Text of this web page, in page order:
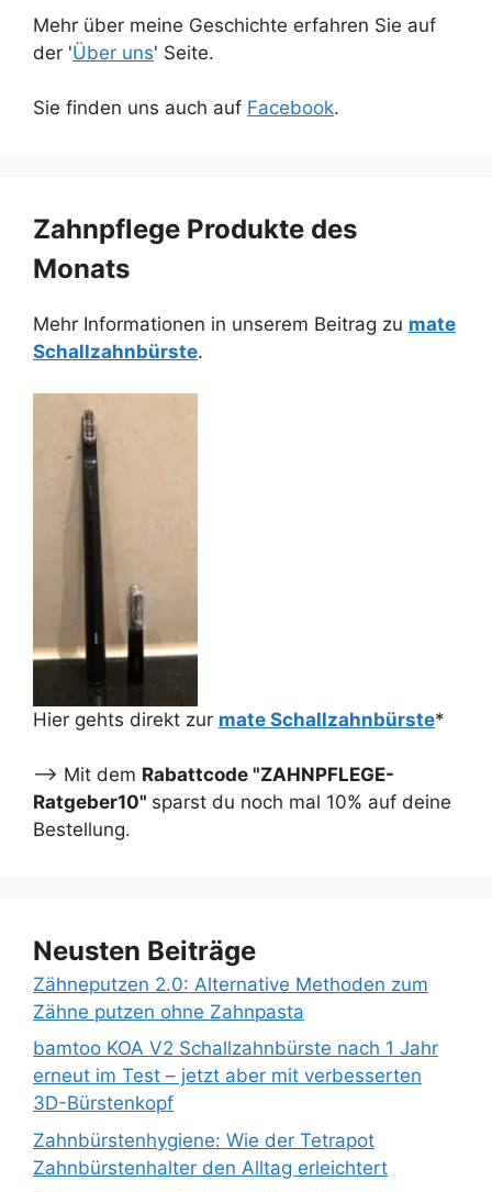
Mehr über meine Geschichte erfahren Sie auf
der 'Über uns' Seite.
Sie finden uns auch auf Facebook.
Zahnpflege Produkte des
Monats
Mehr Informationen in unserem Beitrag zu mate
Schallzahnbürste.
Hier gehts direkt zur mate Schallzahnbürste*
--> Mit dem Rabattcode "ZAHNPFLEGE-
Ratgeber10" sparst du noch mal 10% auf deine
Bestellung.
Neusten Beiträge
Zähneputzen 2.0: Alternative Methoden zum
Zähne putzen ohne Zahnpasta
bamtoo KOA V2 Schallzahnbürste nach 1 Jahr
erneut im Test – jetzt aber mit verbesserten
3D-Bürstenkopf
Zahnbürstenhygiene: Wie der Tetrapot
Zahnbürstenhalter den Alltag erleichtert